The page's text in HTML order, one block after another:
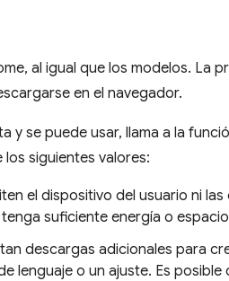
al igual que los modelos. La
en el navegador.
y se puede usar, llama a la
siguientes valores:
el dispositivo del usuario ni
suficiente energía o
descargas adicionales para
lenguaje o un ajuste. Es posible